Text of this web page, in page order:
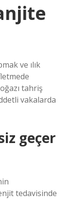
ve ılık
tahriş
vakalarda
geçer
tedavisinde